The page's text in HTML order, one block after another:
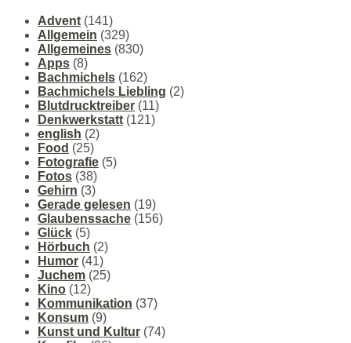
Advent (141)
Allgemein (329)
Allgemeines (830)
Apps (8)
Bachmichels (162)
Bachmichels Liebling (2)
Blutdrucktreiber (11)
Denkwerkstatt (121)
english (2)
Food (25)
Fotografie (5)
Fotos (38)
Gehirn (3)
Gerade gelesen (19)
Glaubenssache (156)
Glück (5)
Hörbuch (2)
Humor (41)
Juchem (25)
Kino (12)
Kommunikation (37)
Konsum (9)
Kunst und Kultur (74)